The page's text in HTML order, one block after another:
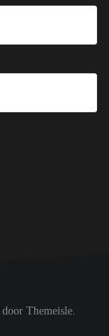
door Themeisle.